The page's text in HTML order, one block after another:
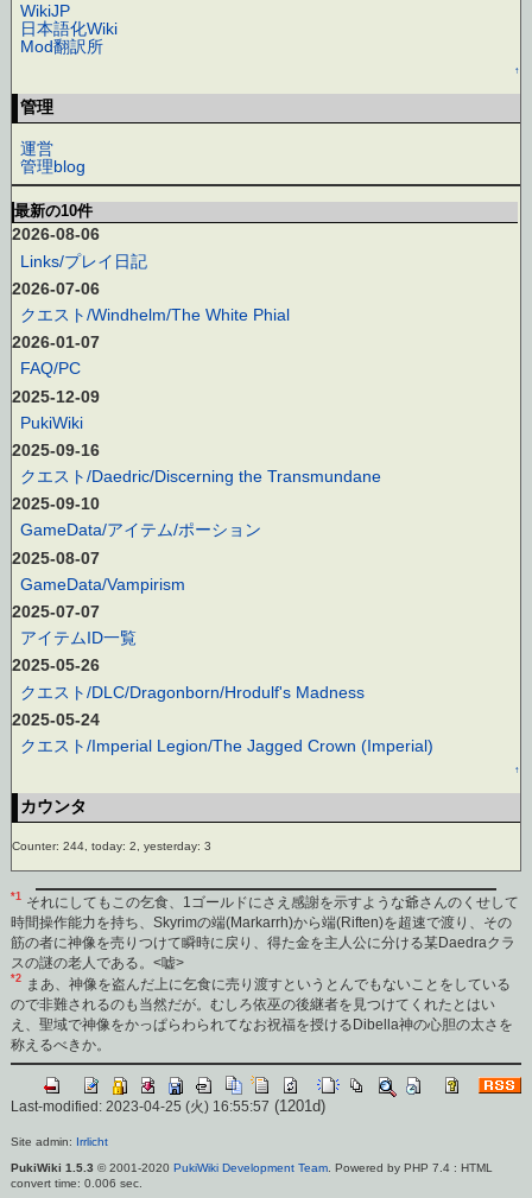
WikiJP
日本語化Wiki
Mod翻訳所
↑
管理
運営
管理blog
最新の10件
2026-08-06
Links/プレイ日記
2026-07-06
クエスト/Windhelm/The White Phial
2026-01-07
FAQ/PC
2025-12-09
PukiWiki
2025-09-16
クエスト/Daedric/Discerning the Transmundane
2025-09-10
GameData/アイテム/ポーション
2025-08-07
GameData/Vampirism
2025-07-07
アイテムID一覧
2025-05-26
クエスト/DLC/Dragonborn/Hrodulf's Madness
2025-05-24
クエスト/Imperial Legion/The Jagged Crown (Imperial)
↑
カウンタ
Counter: 244, today: 2, yesterday: 3
*1 それにしてもこの乞食、1ゴールドにさえ感謝を示すような爺さんのくせして
時間操作能力を持ち、Skyrimの端(Markarrh)から端(Riften)を超速で渡り、その
筋の者に神像を売りつけて瞬時に戻り、得た金を主人公に分ける某Daedraクラ
スの謎の老人である。<嘘>
*2
まあ、神像を盗んだ上に乞食に売り渡すというとんでもないことをしている
ので非難されるのも当然だが。むしろ依巫の後継者を見つけてくれたとはい
え、聖域で神像をかっぱらわられてなお祝福を授けるDibella神の心胆の太さを
称えるべきか。
Last-modified: 2023-04-25 (火) 16:55:57 (1201d)
Site admin: Irrlicht
PukiWiki 1.5.3 © 2001-2020 PukiWiki Development Team. Powered by PHP 7.4 : HTML
convert time: 0.006 sec.